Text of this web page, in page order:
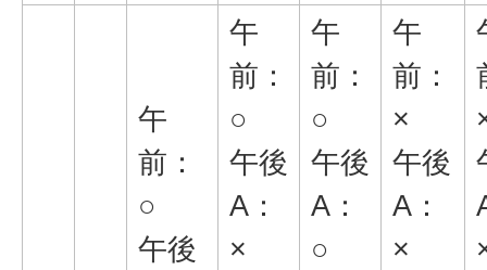
午
前：
○
午後
午
前：
○
午後
A：
×
午
前：
○
午後
A：
○
午
前：
×
午後
A：
×